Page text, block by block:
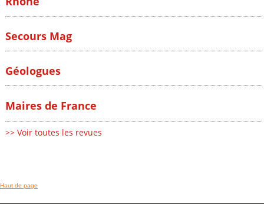
Secours Mag
Géologues
Maires de France
>> Voir toutes les revues
Haut de page